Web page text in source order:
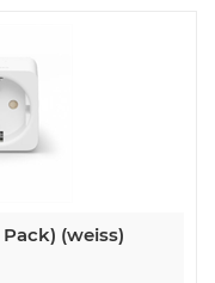
(weiss)